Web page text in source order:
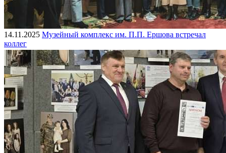
14.11.2025 Музейный комплекс им. П.П. Ершова встречал
коллег